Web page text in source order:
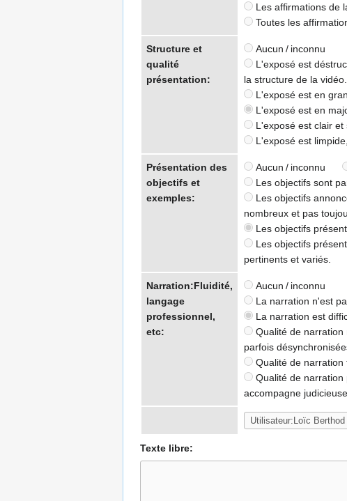
Les affirmations de
Toutes les
Structure et
qualité
présentation:
Aucun / inconnu
L'exposé est
la structure de la vidéo.
L'exposé est en
L'exposé est en
L'exposé est clair
L'exposé est
Présentation des
objectifs et
exemples:
Aucun / inconnu
Les objectifs sont
Les objectifs
nombreux et pas
Les objectifs
Les objectifs
pertinents et variés.
Narration:Fluidité,
langage
professionnel,
etc:
Aucun / inconnu
La narration n'est
La narration est
Qualité de
parfois
Qualité de narration
Qualité de narration
accompagne
Texte libre: